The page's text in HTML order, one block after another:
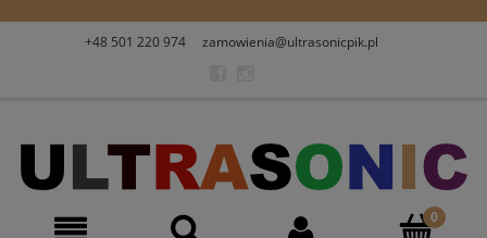
+48 501 220 974 zamowienia@ultrasonicpik.pl